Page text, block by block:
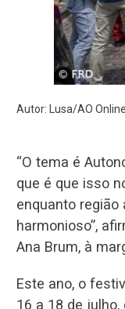
Autor: Lusa/AO Online
“O tema é
que é que isso
enquanto
harmonioso”,
Ana Brum, à
Este ano, o
16 a 18 de